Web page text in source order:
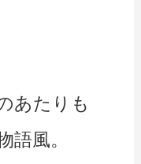
あたりも
語風。